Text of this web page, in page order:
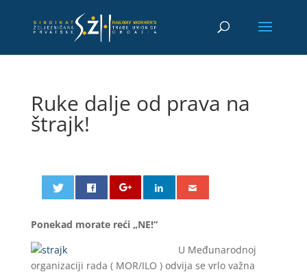
Ruke dalje od prava na
štrajk!
Ponekad morate reći „NE!“
U Međunarodnoj
organizaciji rada ( MOR/ILO ) odvija se vrlo važna